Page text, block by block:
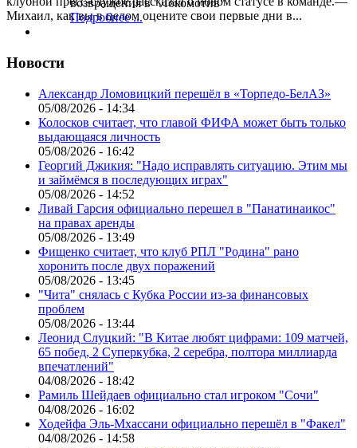
Михаил, как вы в целом оцените свои первые дни в...
возвращения в "Локомотив"
Подробнее ...
Новости
Александр Ломовицкий перешёл в «Торпедо-БелАЗ»
05/08/2026 - 14:34
Колосков считает, что главой ФИФА может быть только
выдающаяся личность
05/08/2026 - 16:42
Георгий Джикия: "Надо исправлять ситуацию. Этим мы
и займёмся в последующих играх"
05/08/2026 - 14:52
Ливай Гарсия официально перешел в "Панатинаикос"
на правах аренды
05/08/2026 - 13:49
Фищенко считает, что клуб РПЛ "Родина" рано
хоронить после двух поражений
05/08/2026 - 13:45
"Чита" снялась с Кубка России из-за финансовых
проблем
05/08/2026 - 13:44
Леонид Слуцкий: "В Китае любят цифрами: 109 матчей,
65 побед, 2 Суперкубка, 2 серебра, полтора миллиарда
впечатлений"
04/08/2026 - 18:42
Рамиль Шейдаев официально стал игроком "Сочи"
04/08/2026 - 16:02
Ходейфа Эль-Мхассани официально перешёл в "Факел"
04/08/2026 - 14:58